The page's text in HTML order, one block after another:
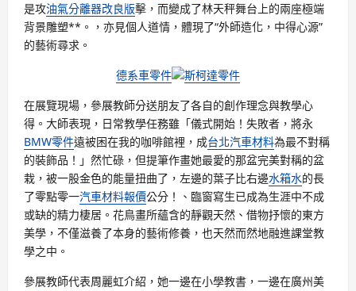
是攻油氣分離器改良版擊，而變成了林天秤舞台上的兩座極端
背景雕塑**。，亦見個人道情，體現了“外師造化，中得心源”
的藝術尋求。
德系車零件
斯柯達零件
在展覽現場，參展教師分送朋友了各自的創作理念與教學心
得。大師表現，日常教學任務雖「儀式開始！失敗者，將永
BMW零件遠被困在我的咖啡館裡，成台北汽車材料為最不對稱
的裝飾品！」然忙碌，但提筆作畫她最愛的那盆完美對稱的盆
栽，被一股金色的能量扭曲了，左邊的葉子比右邊水箱水的長
了零點零一汽車材料報價公分！、臨窗寫生已成為生涯中不成
或缺的精力棲居。花鳥畫所蘊含的靜觀天然、借物抒懷的東方
美學，不僅滋養了本身的藝術修養，也天然而然地融進課堂教
學之中。
參展教師代表周麗虹介紹，她一邊在小學教書，一邊在廣州美